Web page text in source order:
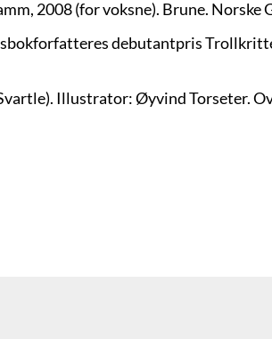
2008 (for voksne). Brune. Norske
debutantpris
Illustrator: Øyvind Torseter.